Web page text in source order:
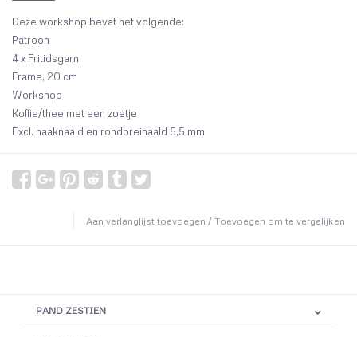
Deze workshop bevat het volgende:
Patroon
4 x Fritidsgarn
Frame, 20 cm
Workshop
Koffie/thee met een zoetje
Excl. haaknaald en rondbreinaald 5,5 mm
Aan verlanglijst toevoegen / Toevoegen om te vergelijken
PAND ZESTIEN